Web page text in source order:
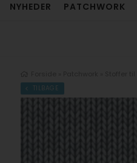
NYHEDER PATCHWORK
TILBAGE